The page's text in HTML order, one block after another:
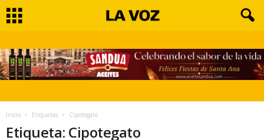
Inicio Etiquetas Cipotegato
Etiqueta: Cipotegato